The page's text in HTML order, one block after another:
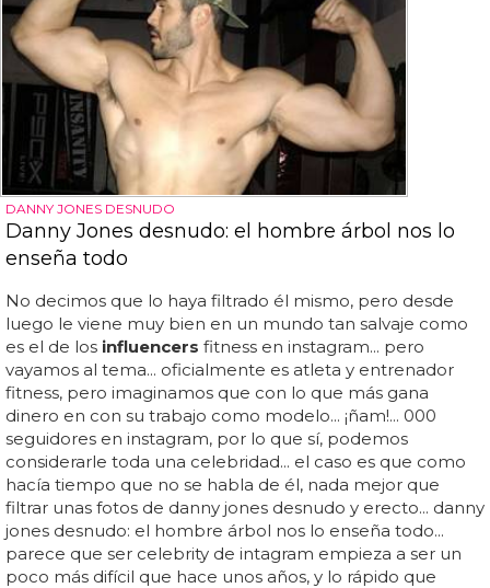
DANNY JONES DESNUDO
Danny Jones desnudo: el hombre árbol nos lo
enseña todo
No decimos que lo haya filtrado él mismo, pero desde
luego le viene muy bien en un mundo tan salvaje como
es el de los influencers fitness en instagram... pero
vayamos al tema... oficialmente es atleta y entrenador
fitness, pero imaginamos que con lo que más gana
dinero en con su trabajo como modelo... ¡ñam!... 000
seguidores en instagram, por lo que sí, podemos
considerarle toda una celebridad... el caso es que como
hacía tiempo que no se habla de él, nada mejor que
filtrar unas fotos de danny jones desnudo y erecto... danny
jones desnudo: el hombre árbol nos lo enseña todo...
parece que ser celebrity de intagram empieza a ser un
poco más difícil que hace unos años, y lo rápido que